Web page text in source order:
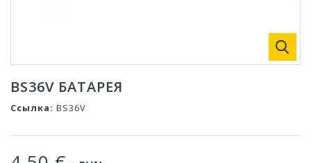
BS36V БАТАРЕЯ
Ссылка: BS36V